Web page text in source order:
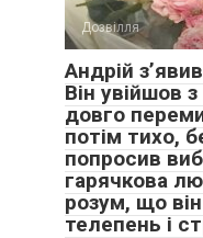
Дозвілля
Андрій
Він увійшов
довго
потім тихо,
попросив
гарячкова
розум, що
телепень і